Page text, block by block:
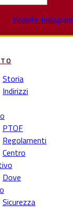
Youtube Instagram
Storia
Indirizzi
PTOF
Regolamenti
Centro
Dove
Sicurezza